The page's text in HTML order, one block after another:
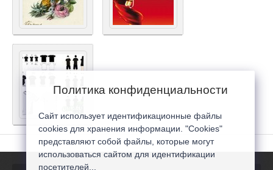
Политика конфиденциальности
Сайт использует идентификационные файлы
cookies для хранения информации. "Cookies"
представляют собой файлы, которые могут
использоваться сайтом для идентификации
посетителей...